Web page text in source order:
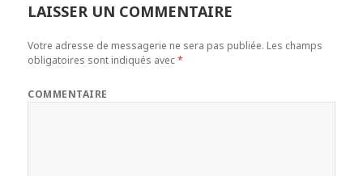
LAISSER UN COMMENTAIRE
Votre adresse de messagerie ne sera pas publiée. Les champs
obligatoires sont indiqués avec*
COMMENTAIRE